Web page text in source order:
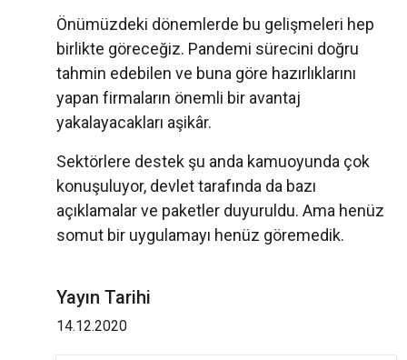
Önümüzdeki dönemlerde bu gelişmeleri hep
birlikte göreceğiz. Pandemi sürecini doğru
tahmin edebilen ve buna göre hazırlıklarını
yapan firmaların önemli bir avantaj
yakalayacakları aşikâr.
Sektörlere destek şu anda kamuoyunda çok
konuşuluyor, devlet tarafında da bazı
açıklamalar ve paketler duyuruldu. Ama henüz
somut bir uygulamayı henüz göremedik.
Yayın Tarihi
14.12.2020